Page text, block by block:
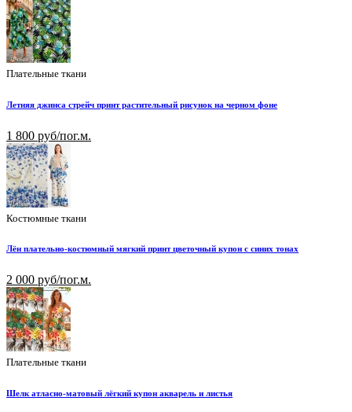
Плательные ткани
Летняя джинса стрейч принт растительный рисунок на черном фоне
1 800 руб/пог.м.
Костюмные ткани
Лён плательно-костюмный мягкий принт цветочный купон с синих тонах
2 000 руб/пог.м.
Плательные ткани
Шелк атласно-матовый лёгкий купон акварель и листья